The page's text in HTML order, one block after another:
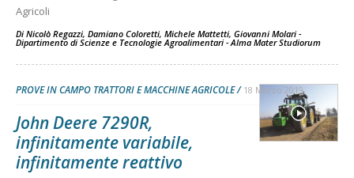
Agricoli
Di Nicolò Regazzi, Damiano Coloretti, Michele Mattetti, Giovanni Molari -
Dipartimento di Scienze e Tecnologie Agroalimentari - Alma Mater Studiorum
PROVE IN CAMPO TRATTORI E MACCHINE AGRICOLE 18 Marzo 2019
John Deere 7290R,
infinitamente variabile,
infinitamente reattivo